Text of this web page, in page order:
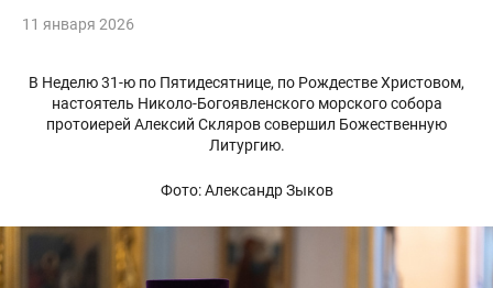
11 января 2026
В Неделю 31-ю по Пятидесятнице, по Рождестве Христовом,
настоятель Николо-Богоявленского морского собора
протоиерей Алексий Скляров совершил Божественную
Литургию.
Фото: Александр Зыков